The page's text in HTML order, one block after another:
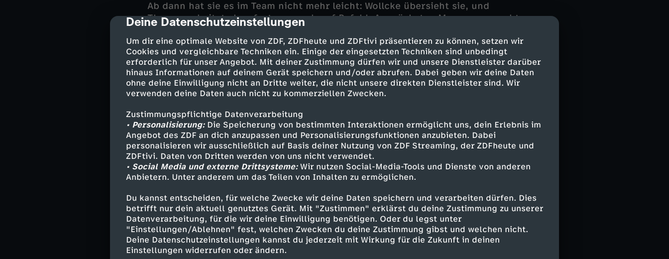
cmp-dialog-description
Deine Datenschutzeinstellungen
Um dir eine optimale Website von ZDF, ZDFheute und ZDFtivi präsentieren zu können, setzen wir
Cookies und vergleichbare Techniken ein. Einige der eingesetzten Techniken sind unbedingt
erforderlich für unser Angebot. Mit deiner Zustimmung dürfen wir und unsere Dienstleister darüber
hinaus Informationen auf deinem Gerät speichern und/oder abrufen. Dabei geben wir deine Daten
ohne deine Einwilligung nicht an Dritte weiter, die nicht unsere direkten Dienstleister sind. Wir
verwenden deine Daten auch nicht zu kommerziellen Zwecken.
Zustimmungspflichtige Datenverarbeitung
• Personalisierung:Die Speicherung von bestimmten Interaktionen ermöglicht uns, dein Erlebnis im
Angebot des ZDF an dich anzupassen und Personalisierungsfunktionen anzubieten. Dabei
personalisieren wir ausschließlich auf Basis deiner Nutzung von ZDF Streaming, der ZDFheute und
ZDFtivi. Daten von Dritten werden von uns nicht verwendet.
• Social Media und externe Drittsysteme:Wir nutzen Social-Media-Tools und Dienste von anderen
Anbietern. Unter anderem um das Teilen von Inhalten zu ermöglichen.
Du kannst entscheiden, für welche Zwecke wir deine Daten speichern und verarbeiten dürfen. Dies
betrifft nur dein aktuell genutztes Gerät. Mit "Zustimmen" erklärst du deine Zustimmung zu unserer
Datenverarbeitung, für die wir deine Einwilligung benötigen. Oder du legst unter
"Einstellungen/Ablehnen" fest, welchen Zwecken du deine Zustimmung gibst und welchen nicht.
Deine Datenschutzeinstellungen kannst du jederzeit mit Wirkung für die Zukunft in deinen
Einstellungen widerrufen oder ändern.
Ab dann hat sie es im Team nicht mehr leicht: Wollcke übersieht sie, und
Thomas arbeitet ab sofort nur noch auf Befehl. Am nächsten Morgen versucht
Ilona mit einem Einstandsfrühstück die Wogen zu glätten. Doch die Männer
haben keinen Appetit.
Bei einem neuen Einsatz müssen sie allerdings feststellen, dass Ilona auch
Mumm hat: Sie lässt sich kopfüber in ein tiefes Erdloch abseilen, um ein
kleines Kind vor dem Ertrinken zu retten.
Darsteller
Notärztin Dr. Ilona Müller - Julia Heinemann
Pilot Alexander Karuhn - Matthias Leja
Sanitäter Thomas Asmus - Ulrich Bähnk
Sabina - Birgit Bockmann
Lilli - Tina Bordihn
Tobias - Henning Diedrich
Harald - Dan Hembal
FW-Einsatzleiter - Stefan Schreck